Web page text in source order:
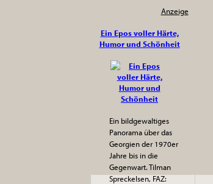
Anzeige
Ein Epos voller Härte,
Humor und Schönheit
Ein bildgewaltiges
Panorama über das
Georgien der 1970er
Jahre bis in die
Gegenwart. Tilman
Spreckelsen, FAZ: